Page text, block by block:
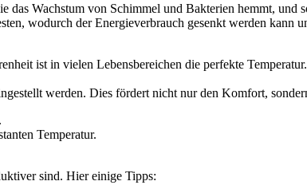
das Wachstum von Schimmel und Bakterien hemmt, und
wodurch der Energieverbrauch gesenkt werden kann
ist in vielen Lebensbereichen die perfekte Temperatur.
werden. Dies fördert nicht nur den Komfort,
Temperatur.
sind. Hier einige Tipps: